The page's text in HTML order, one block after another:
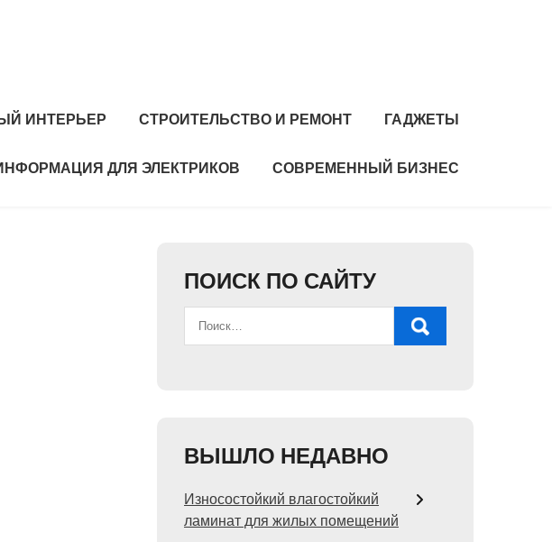
ИНТЕРЬЕР СТРОИТЕЛЬСТВО И РЕМОНТ ГАДЖЕТЫ
ДЛЯ ЭЛЕКТРИКОВ СОВРЕМЕННЫЙ БИЗНЕС
ПОИСК ПО САЙТУ
ВЫШЛО НЕДАВНО
Износостойкий влагостойкий
ламинат для жилых помещений